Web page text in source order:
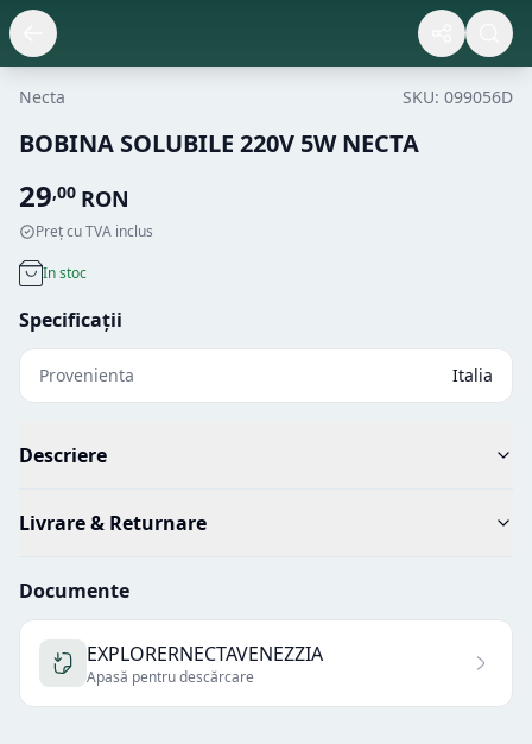
Necta SKU: 099056D
BOBINA SOLUBILE 220V 5W NECTA
29,00 RON
Preț cu TVA inclus
In stoc
Specificații
Provenienta Italia
Descriere
Livrare & Returnare
Documente
EXPLORERNECTAVENEZZIA
Apasă pentru descărcare